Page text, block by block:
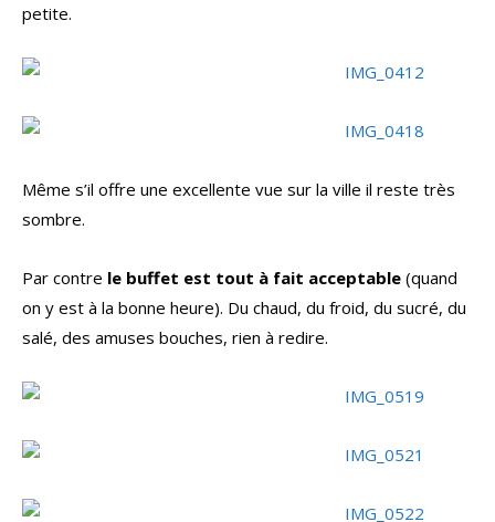
petite.
Même s’il offre une excellente vue sur la ville il reste très
sombre.
Par contre le buffet est tout à fait acceptable (quand
on y est à la bonne heure). Du chaud, du froid, du sucré, du
salé, des amuses bouches, rien à redire.